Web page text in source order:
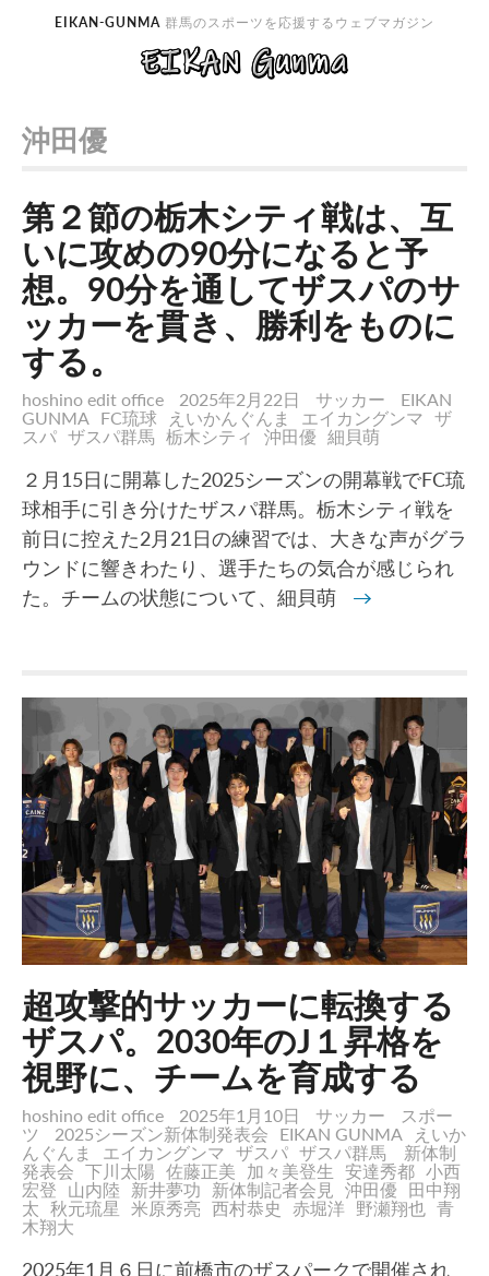
EIKAN-GUNMA 群馬のスポーツを応援するウェブマガジン
沖田優
第２節の栃木シティ戦は、互
いに攻めの90分になると予
想。90分を通してザスパのサ
ッカーを貫き、勝利をものに
する。
hoshino edit office 2025年2月22日 サッカー
EIKAN
GUNMA
FC琉球 えいかんぐんま エイカングンマ ザ
スパ ザスパ群馬 栃木シティ 沖田優 細貝萌
２月15日に開幕した2025シーズンの開幕戦でFC琉
球相手に引き分けたザスパ群馬。栃木シティ戦を
前日に控えた2月21日の練習では、大きな声がグラ
ウンドに響きわたり、選手たちの気合が感じられ
た。チームの状態について、細貝萌 →
超攻撃的サッカーに転換する
ザスパ。2030年のJ１昇格を
視野に、チームを育成する
hoshino edit office 2025年1月10日 サッカー
スポー
ツ
2025シーズン新体制発表会 EIKAN GUNMA
えいか
んぐんま
エイカングンマ ザスパ ザスパ群馬 新体制
発表会 下川太陽 佐藤正美 加々美登生 安達秀都 小西
宏登
山内陸 新井夢功 新体制記者会見 沖田優
田中翔
太 秋元琉星 米原秀亮 西村恭史 赤堀洋 野瀬翔也 青
木翔大
2025年1月６日に前橋市のザスパークで開催され